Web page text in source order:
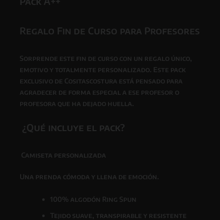
Regalo Fin de Curso para Profesores
Sorprende este fin de curso con un regalo único,
emotivo y totalmente personalizado. Este pack
exclusivo de Cositascostura está pensado para
agradecer de forma especial a ese profesor o
profesora que ha dejado huella.
¿Qué incluye el pack?
Camiseta personalizada
Una prenda cómoda y llena de emoción.
100% algodón Ring Spun
Tejido suave, transpirable y resistente